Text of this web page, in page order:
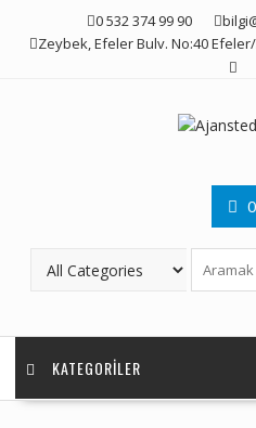
0 532 374 99 90
Zeybek, Efeler Bulv. No:40 Efeler/
0
KATEGORILER